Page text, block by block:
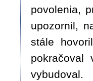
povolenia,
upozornil,
stále
vybudoval.